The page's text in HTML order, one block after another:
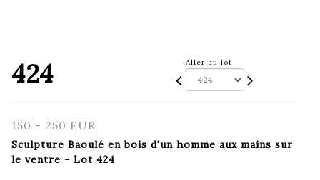
424 Aller au lot
150 - 250 EUR
Sculpture Baoulé en bois d'un homme aux mains sur
le ventre - Lot 424